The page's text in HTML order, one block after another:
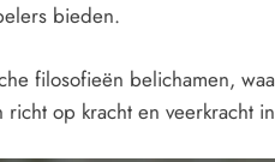
bieden.
filosofieën belichamen,
op kracht en veerkracht